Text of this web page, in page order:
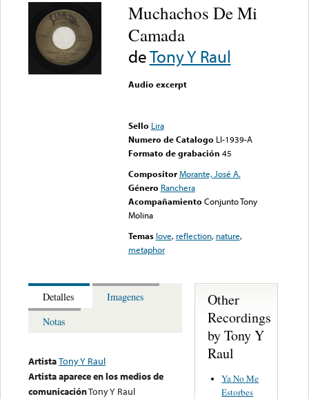
Muchachos De Mi
Camada
deTony Y Raul
Audio excerpt
Sello Lira
Numero de Catalogo LI-1939-A
Formato de grabación 45
Compositor Morante, José A.
Género Ranchera
Acompañamiento Conjunto Tony
Molina
Temas love, reflection, nature,
metaphor
Detalles
Imagenes
Notas
ArtistaTony Y Raul
Artista aparece en los medios de
comunicaciónTony Y Raul
Other
Recordings
by Tony Y
Raul
Ya No Me
Estorbes